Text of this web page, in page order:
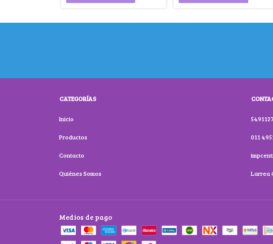
CATEGORÍAS
Inicio
Productos
Contacto
Quiénes Somos
011
Larrea
Medios de pago